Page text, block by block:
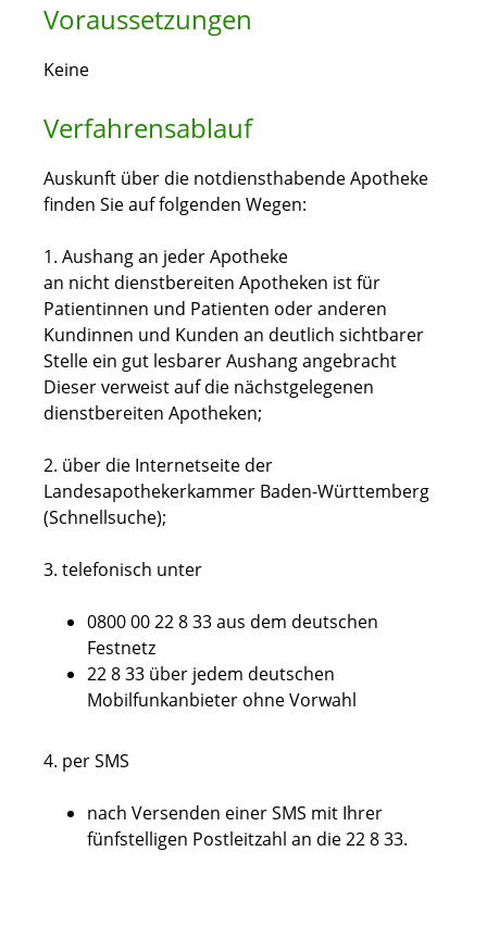
Voraussetzungen
Keine
Verfahrensablauf
Auskunft über die notdiensthabende Apotheke
finden Sie auf folgenden Wegen:
1. Aushang an jeder Apotheke
an nicht dienstbereiten Apotheken ist für
Patientinnen und Patienten oder anderen
Kundinnen und Kunden an deutlich sichtbarer
Stelle ein gut lesbarer Aushang angebracht
Dieser verweist auf die nächstgelegenen
dienstbereiten Apotheken;
2. über die Internetseite der
Landesapothekerkammer Baden-Württemberg
(Schnellsuche);
3. telefonisch unter
0800 00 22 8 33 aus dem deutschen
Festnetz
22 8 33 über jedem deutschen
Mobilfunkanbieter ohne Vorwahl
4. per SMS
nach Versenden einer SMS mit Ihrer
fünfstelligen Postleitzahl an die 22 8 33.